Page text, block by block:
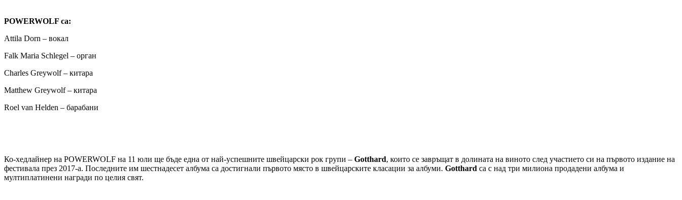
POWERWOLF са:
Attila Dorn – вокал
Falk Maria Schlegel – орган
Charles Greywolf – китара
Matthew Greywolf – китара
Roel van Helden – барабани
Ко-хедлайнер на POWERWOLF на 11 юли ще бъде една от най-успешните швейцарски рок групи – Gotthard, които се завръщат в долината на виното след участието си на първото издание на
фестивала през 2017-а. Последните им шестнадесет албума са достигнали първото място в швейцарските класации за албуми. Gotthard са с над три милиона продадени албума и
мултиплатинени награди по целия свят.